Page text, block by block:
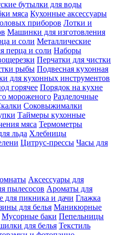
бутылки для воды
мяса Кухонные аксессуары
приборов Лотки и
Машинки для изготовления
и соли Металлические
перца и соли Наборы
Перчатки для чистки
рыбы Подвесная кухонная
для кухонных инструментов
горячее Порядок на кухне
мороженого Разделочные
Соковыжималки
Таймеры кухонные
мяса Термометры
льда Хлебницы
Цитрус-прессы Часы для
Аксессуары для
пылесосов Ароматы для
для пикника и дачи Глажка
для белья Маникюрные
Мусорные баки Пепельницы
для белья Текстиль